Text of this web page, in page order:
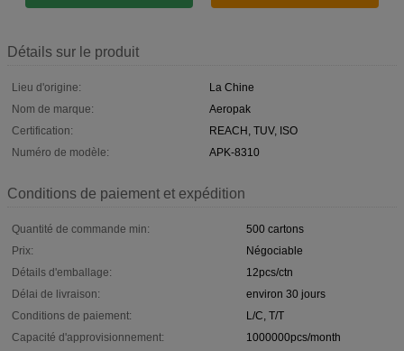
Détails sur le produit
Lieu d'origine:
La Chine
Nom de marque:
Aeropak
Certification:
REACH, TUV, ISO
Numéro de modèle:
APK-8310
Conditions de paiement et expédition
Quantité de commande min:
500 cartons
Prix:
Négociable
Détails d'emballage:
12pcs/ctn
Délai de livraison:
environ 30 jours
Conditions de paiement:
L/C, T/T
Capacité d'approvisionnement:
1000000pcs/month